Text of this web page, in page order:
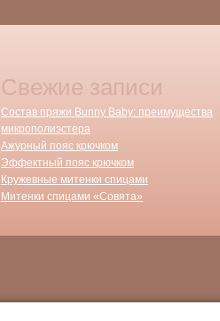
Свежие записи
Состав пряжи Bunny Baby: преимущества
микрополиэстера
Ажурный пояс крючком
Эффектный пояс крючком
Кружевные митенки спицами
Митенки спицами «Совята»